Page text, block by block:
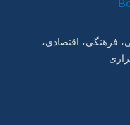
فرهنگی، اقتصادی،